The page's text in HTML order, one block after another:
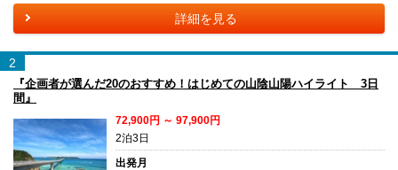
詳細を見る
2
『企画者が選んだ20のおすすめ！はじめての山陰山陽ハイライト 3日
間』
72,900円 ～ 97,900円
2泊3日
出発月